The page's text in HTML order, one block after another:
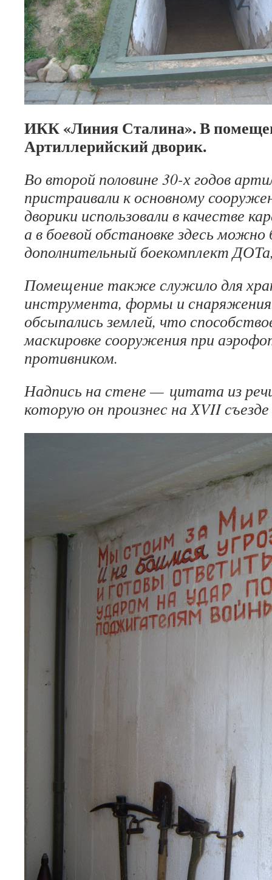
ИКК «Линия Сталина». В
Артиллерийский дворик.
Во второй половине 30-х годов
пристраивали к основному
дворики использовали в качестве
а в боевой обстановке здесь
дополнительный боекомплект
Помещение также служило для
инструмента, формы и
обсыпались землей, что
маскировке сооружения при
противником.
Надпись на стене — цитата из
которую он произнес на ХVII